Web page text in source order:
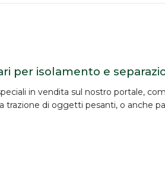
per isolamento e
in vendita sul nostro portale,
trazione di oggetti pesanti, o anche